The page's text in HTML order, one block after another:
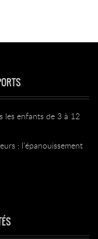
les enfants de 3 à 12
: l’épanouissement